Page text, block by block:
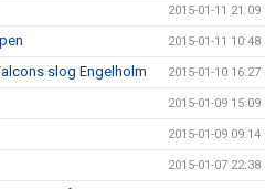
2015-01-11 21:09
2015-01-11 10:48
slog Engelholm 2015-01-10 16:27
2015-01-09 15:09
2015-01-09 09:14
2015-01-07 22:38